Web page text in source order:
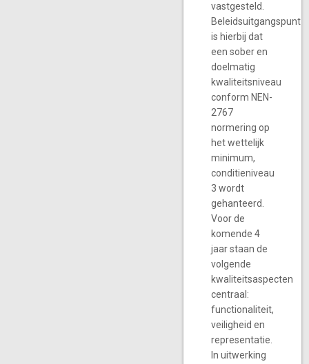
vastgesteld.
Beleidsuitgangspunt
is hierbij dat
een sober en
doelmatig
kwaliteitsniveau
conform NEN-
2767
normering op
het wettelijk
minimum,
conditieniveau
3 wordt
gehanteerd.
Voor de
komende 4
jaar staan de
volgende
kwaliteitsaspecten
centraal:
functionaliteit,
veiligheid en
representatie.
In uitwerking